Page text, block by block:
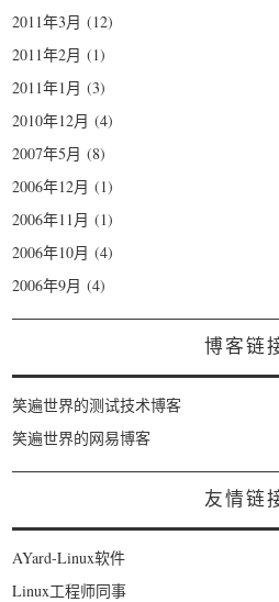
2011年3月 (12)
2011年2月 (1)
2011年1月 (3)
2010年12月 (4)
2007年5月 (8)
2006年12月 (1)
2006年11月 (1)
2006年10月 (4)
2006年9月 (4)
博客链
笑遍世界的测试技术博客
笑遍世界的网易博客
友情链
AYard-Linux软件
Linux工程师同事